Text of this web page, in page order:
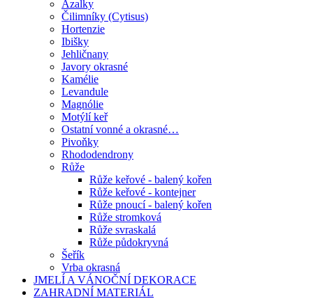
Azalky
Čilimníky (Cytisus)
Hortenzie
Ibišky
Jehličnany
Javory okrasné
Kamélie
Levandule
Magnólie
Motýlí keř
Ostatní vonné a okrasné…
Pivoňky
Rhododendrony
Růže
Růže keřové - balený kořen
Růže keřové - kontejner
Růže pnoucí - balený kořen
Růže stromková
Růže svraskalá
Růže půdokryvná
Šeřík
Vrba okrasná
JMELÍ A VÁNOČNÍ DEKORACE
ZAHRADNÍ MATERIÁL